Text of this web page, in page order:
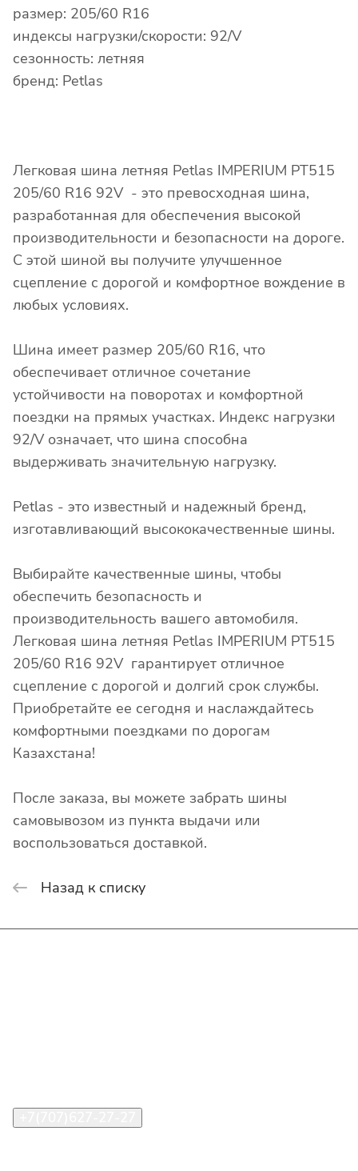
размер: 205/60 R16
индексы нагрузки/скорости: 92/V
сезонность: летняя
бренд: Petlas
Легковая шина летняя Petlas IMPERIUM PT515
205/60 R16 92V - это превосходная шина,
разработанная для обеспечения высокой
производительности и безопасности на дороге.
С этой шиной вы получите улучшенное
сцепление с дорогой и комфортное вождение в
любых условиях.
Шина имеет размер 205/60 R16, что
обеспечивает отличное сочетание
устойчивости на поворотах и комфортной
поездки на прямых участках. Индекс нагрузки
92/V означает, что шина способна
выдерживать значительную нагрузку.
Petlas - это известный и надежный бренд,
изготавливающий высококачественные шины.
Выбирайте качественные шины, чтобы
обеспечить безопасность и
производительность вашего автомобиля.
Легковая шина летняя Petlas IMPERIUM PT515
205/60 R16 92V гарантирует отличное
сцепление с дорогой и долгий срок службы.
Приобретайте ее сегодня и наслаждайтесь
комфортными поездками по дорогам
Казахстана!
После заказа, вы можете забрать шины
самовывозом из пункта выдачи или
воспользоваться доставкой.
Назад к списку